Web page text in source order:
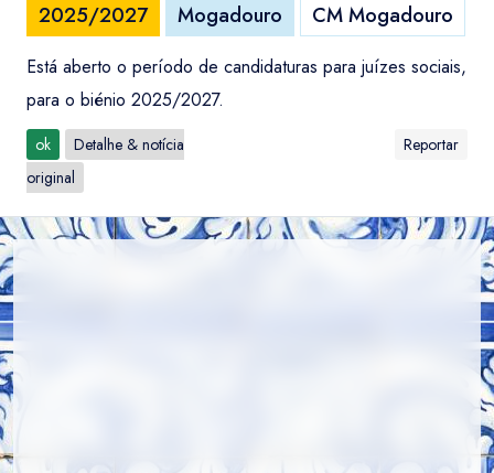
2025/2027
Mogadouro CM Mogadouro
Está aberto o período de candidaturas para juízes sociais,
para o biénio 2025/2027.
ok
Detalhe & notícia
original
Reportar